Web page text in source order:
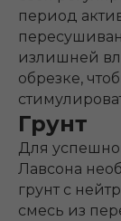
период
излишней
обрезке,
Грунт
Для
Лавсона
грунт с
смесь из